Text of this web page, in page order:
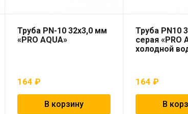
Труба PN-10 32х3,0 мм
«PRO AQUA»
164₽
В корзину
Труба PN10
серая «PRO
холодной
164₽
В